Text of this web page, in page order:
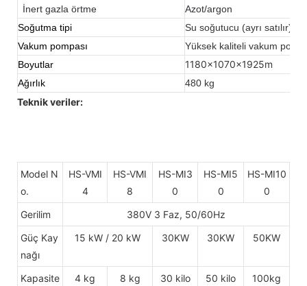
İnert gazla örtme
Azot/argon
Soğutma tipi
Su soğutucu (ayrı satılır)
Vakum pompası
Yüksek kaliteli vakum
Boyutlar
1180x1070x1925m
Ağırlık 480 kg
Teknik veriler:
Model N
o.
HS-VMI
4
HS-VMI
8
HS-MI3
0
HS-MI5
0
HS-MI10
0
Gerilim
380V 3 Faz, 50/60Hz
Güç Kay
nağı
15 kW / 20 kW 30KW 30KW 50KW
Kapasite
4 kg 8 kg 30 kilo 50 kilo 100kg